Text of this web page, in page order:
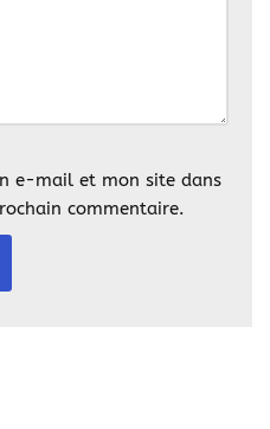
e-mail et mon site dans
commentaire.